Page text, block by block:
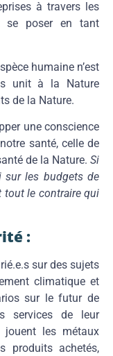
à travers les
se poser en tant
humaine n’est
unit à la Nature
de la Nature.
une conscience
santé, celle de
de la Nature. Si
sur les budgets de
tout le contraire qui
:
sur des sujets
climatique et
sur le futur de
services de leur
jouent les métaux
produits achetés,